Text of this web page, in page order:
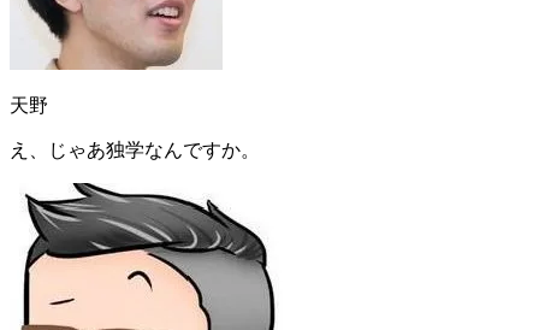
天野
え、じゃあ独学なんですか。